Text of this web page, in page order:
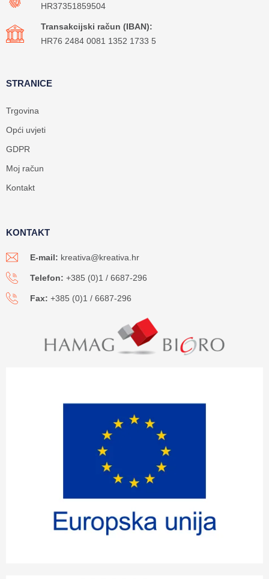
HR37351859504
Transakcijski račun (IBAN):
HR76 2484 0081 1352 1733 5
STRANICE
Trgovina
Opći uvjeti
GDPR
Moj račun
Kontakt
KONTAKT
E-mail: kreativa@kreativa.hr
Telefon: +385 (0)1 / 6687-296
Fax: +385 (0)1 / 6687-296